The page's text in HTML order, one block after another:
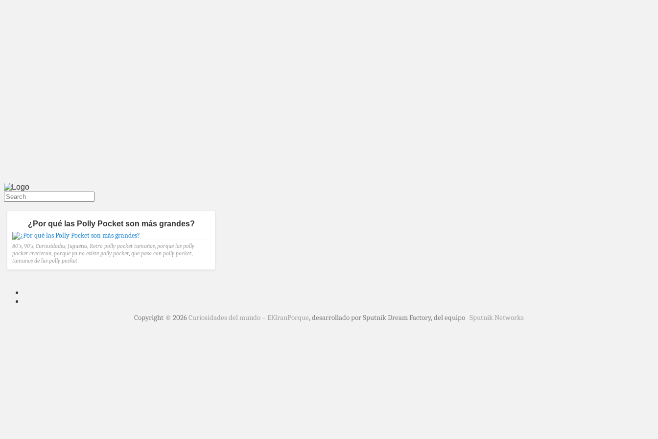
¿Por qué las Polly Pocket son más grandes?
80's, 90's, Curiosidades, Juguetes, Retro polly pocket tamaños, porque las polly
pocket crecieron, porque ya no existe polly pocket, que paso con polly pocket,
tamaños de las polly pocket
Copyright © 2026Curiosidades del mundo – ElGranPorque, desarrollado por Sputnik Dream Factory, del equipo Sputnik Networks